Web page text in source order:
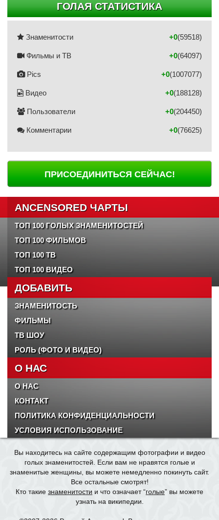
ГОЛАЯ СТАТИСТИКА
Знаменитости (59518)
+0
Фильмы и ТВ (64097)
+0
Pics (1007077)
+0
Видео (188128)
+0
Пользователи (204450)
+0
Комментарии (76625)
+0
ПРИСОЕДИНИТЬСЯ СЕЙЧАС!
ANCENSORED ЧАРТЫ
ТОП 100 ГОЛЫХ ЗНАМЕНИТОСТЕЙ
ТОП 100 ФИЛЬМОВ
ТОП 100 ТВ
ТОП 100 ВИДЕО
ДОБАВИТЬ
ЗНАМЕНИТОСТЬ
ФИЛЬМЫ
ТВ ШОУ
РОЛЬ (ФОТО И ВИДЕО)
О НАС
О НАС
КОНТАКТ
ПОЛИТИКА КОНФИДЕНЦИАЛЬНОСТИ
УСЛОВИЯ ИСПОЛЬЗОВАНИЕ
Вы находитесь на сайте содержащим фотографии и видео
голых знаменитостей. Если вам не нравятся голые и
знаменитые женщины, вы можете немедленно покинуть сайт.
Все остальные смотрят!
Кто такие знаменитости и что означает “голые” вы можете
узнать на википедии.